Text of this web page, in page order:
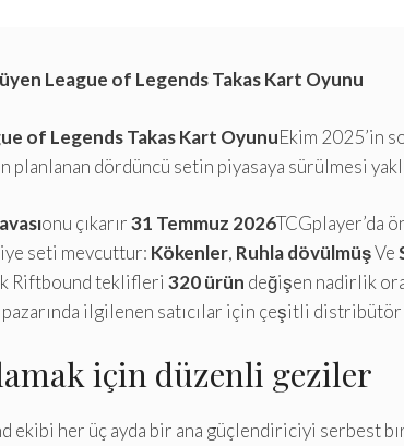
League of Legends Takas Kart Oyunu
of Legends Takas Kart OyunuEkim 2025’in
planlanan dördüncü setin piyasaya sürülmesi
onu çıkarır31 Temmuz 2026TCGplayer’da
seti mevcuttur: Kökenler, Ruhla dövülmüşVe
Riftbound teklifleri 320 ürün değişen nadirlik
pazarında ilgilenen satıcılar için çeşitli
için düzenli geziler
ekibi her üç ayda bir ana güçlendiriciyi serbest